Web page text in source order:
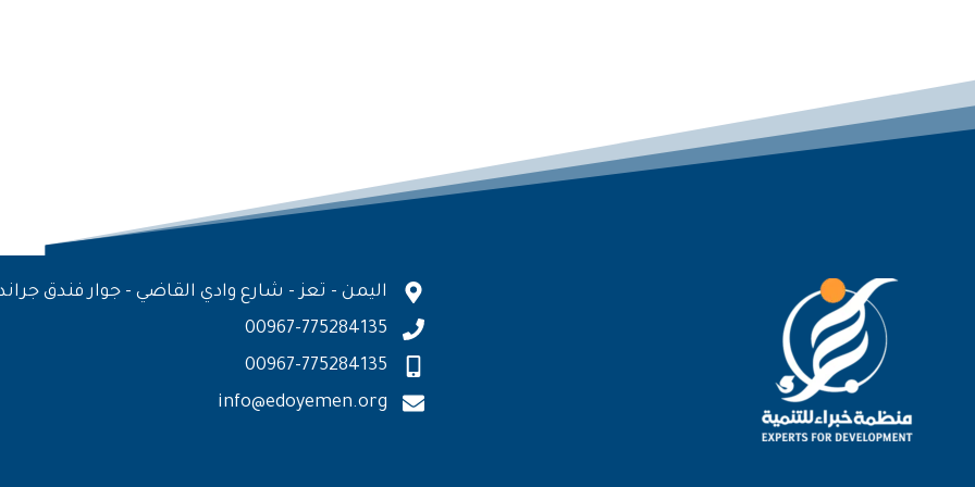
اليمن - تعز - شارع وادي القاضي - جوار فندق
00967-775284135
00967-775284135
info@edoyemen.org